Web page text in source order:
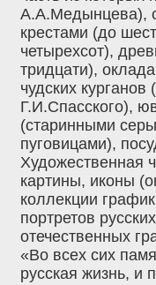
А.А.Медынцева),
крестами (до
четырехсот),
тридцати),
чудских курганов
Г.И.Спасского),
(старинными
пуговицами),
Художественная
картины, иконы
коллекции
портретов
отечественных
«Во всех сих
русская жизнь, и